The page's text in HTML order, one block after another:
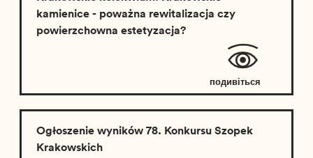
kamienice - poważna rewitalizacja czy
powierzchowna estetyzacja?
подивіться
відео
Ogłoszenie wyników 78. Konkursu Szopek
Krakowskich